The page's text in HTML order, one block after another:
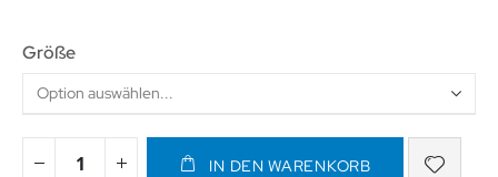
Größe
IN DEN WARENKORB